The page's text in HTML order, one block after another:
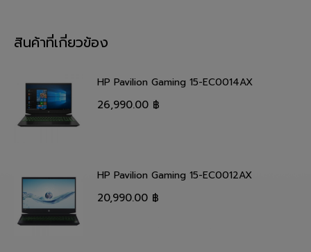
สินค้าที่เกี่ยวข้อง
HP Pavilion Gaming 15-EC0014AX
26,990.00 ฿
HP Pavilion Gaming 15-EC0012AX
20,990.00 ฿